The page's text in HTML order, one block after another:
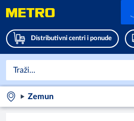
Distributivni centri i ponude
Zemun